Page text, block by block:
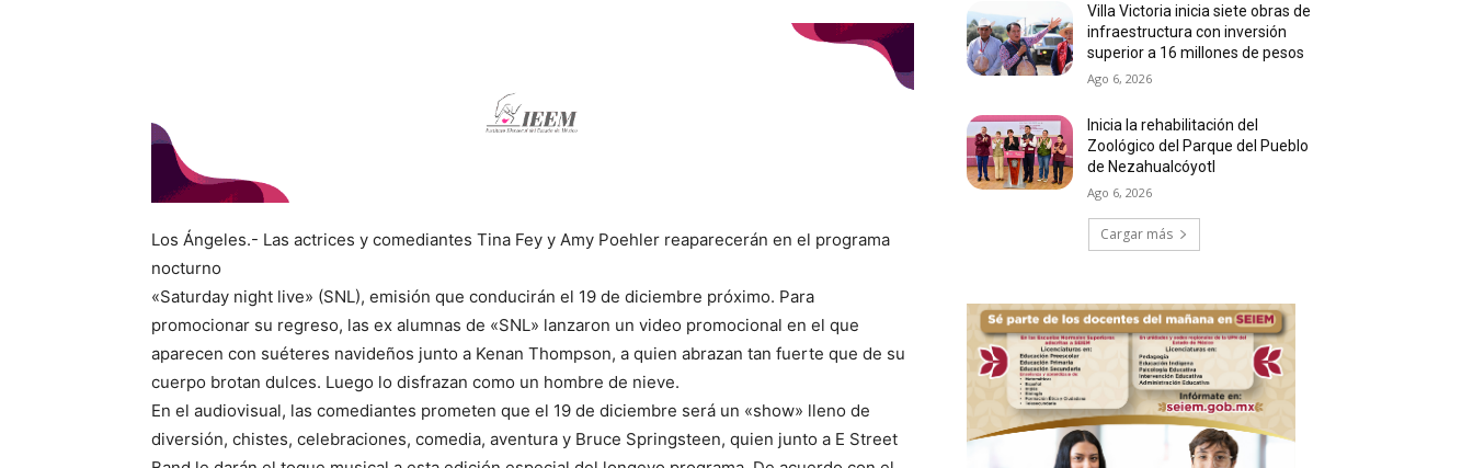
Los Ángeles.- Las actrices y comediantes Tina Fey y Amy Poehler reaparecerán en el programa
nocturno
«Saturday night live» (SNL), emisión que conducirán el 19 de diciembre próximo. Para
promocionar su regreso, las ex alumnas de «SNL» lanzaron un video promocional en el que
aparecen con suéteres navideños junto a Kenan Thompson, a quien abrazan tan fuerte que de su
cuerpo brotan dulces. Luego lo disfrazan como un hombre de nieve.
En el audiovisual, las comediantes prometen que el 19 de diciembre será un «show» lleno de
diversión, chistes, celebraciones, comedia, aventura y Bruce Springsteen, quien junto a E Street
Villa Victoria inicia siete obras de
infraestructura con inversión
superior a 16 millones de pesos
Ago 6, 2026
Inicia la rehabilitación del
Zoológico del Parque del Pueblo
de Nezahualcóyotl
Ago 6, 2026
Cargar más